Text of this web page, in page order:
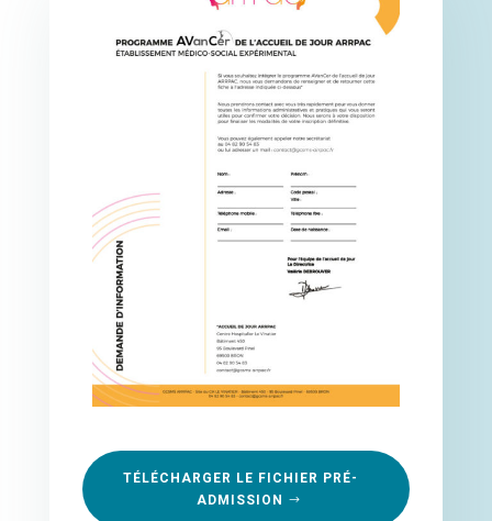
TÉLÉCHARGER LE FICHIER PRÉ-
ADMISSION